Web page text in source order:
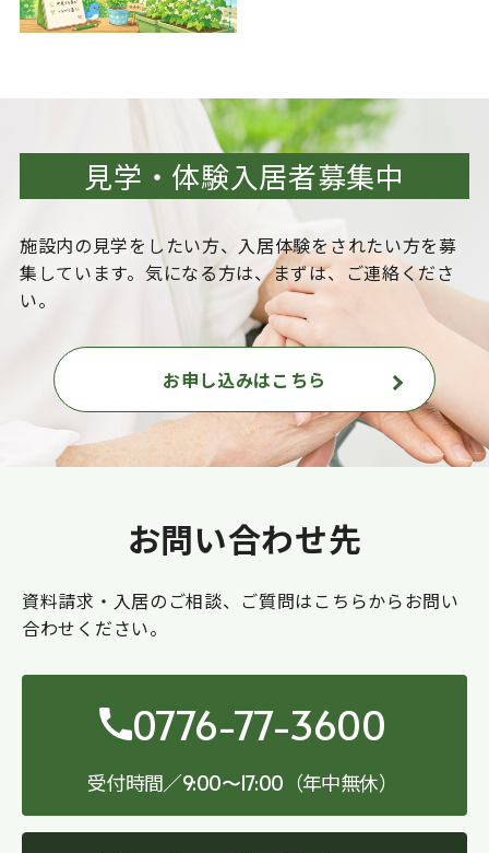
見学・体験入居者募集中
施設内の見学をしたい方、入居体験をされたい方を募
集しています。気になる方は、まずは、ご連絡くださ
い。
お申し込みはこちら
お問い合わせ先
資料請求・入居のご相談、ご質問はこちらからお問い
合わせください。
0776-77-3600
受付時間／9:00〜17:00 （年中無休）